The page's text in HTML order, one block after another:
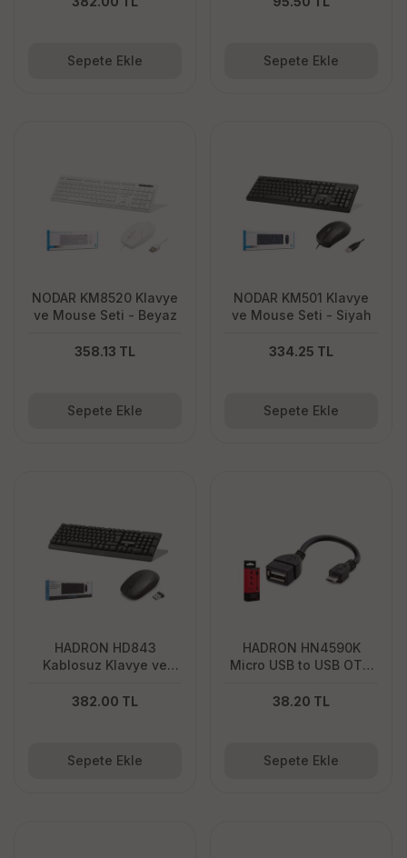
Sepete Ekle Sepete Ekle
NODAR KM8520 Klavye
ve Mouse Seti - Beyaz
358.13 TL
Sepete Ekle
NODAR KM501 Klavye
ve Mouse Seti - Siyah
334.25 TL
Sepete Ekle
HADRON HD843
Kablosuz Klavye ve
382.00 TL
Sepete Ekle
HADRON HN4590K
Micro USB to USB OTG
38.20 TL
Sepete Ekle